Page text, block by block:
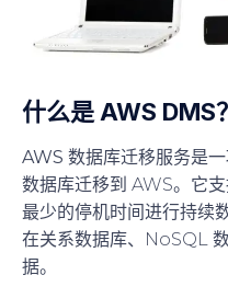
什么是 AWS DMS？
AWS 数据库迁移服务是
数据库迁移到 AWS。它
最少的停机时间进行持续
在关系数据库、NoSQL
据。